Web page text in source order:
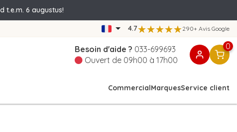
t.e.m. 6 augustus!
4.7 290+ Avis Google
Besoin d'aide ? 033-699693
Ouvert de 09h00 à 17h00
0
CommercialMarquesService client